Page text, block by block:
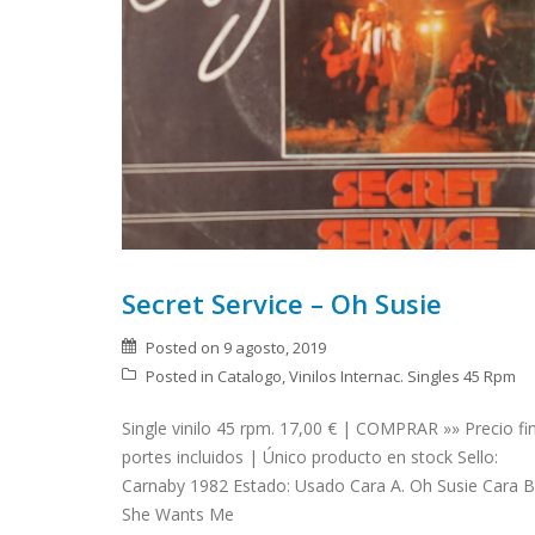
Secret Service – Oh Susie
Posted on 9 agosto, 2019
Posted in Catalogo,Vinilos Internac. Singles 45 Rpm
Single vinilo 45 rpm. 17,00 € | COMPRAR »» Precio
portes incluidos | Único producto en stock Sello:
Carnaby 1982 Estado: Usado Cara A. Oh Susie Cara
She Wants Me